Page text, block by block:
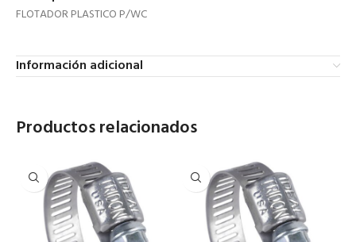
FLOTADOR PLASTICO P/WC
Información adicional
Productos relacionados